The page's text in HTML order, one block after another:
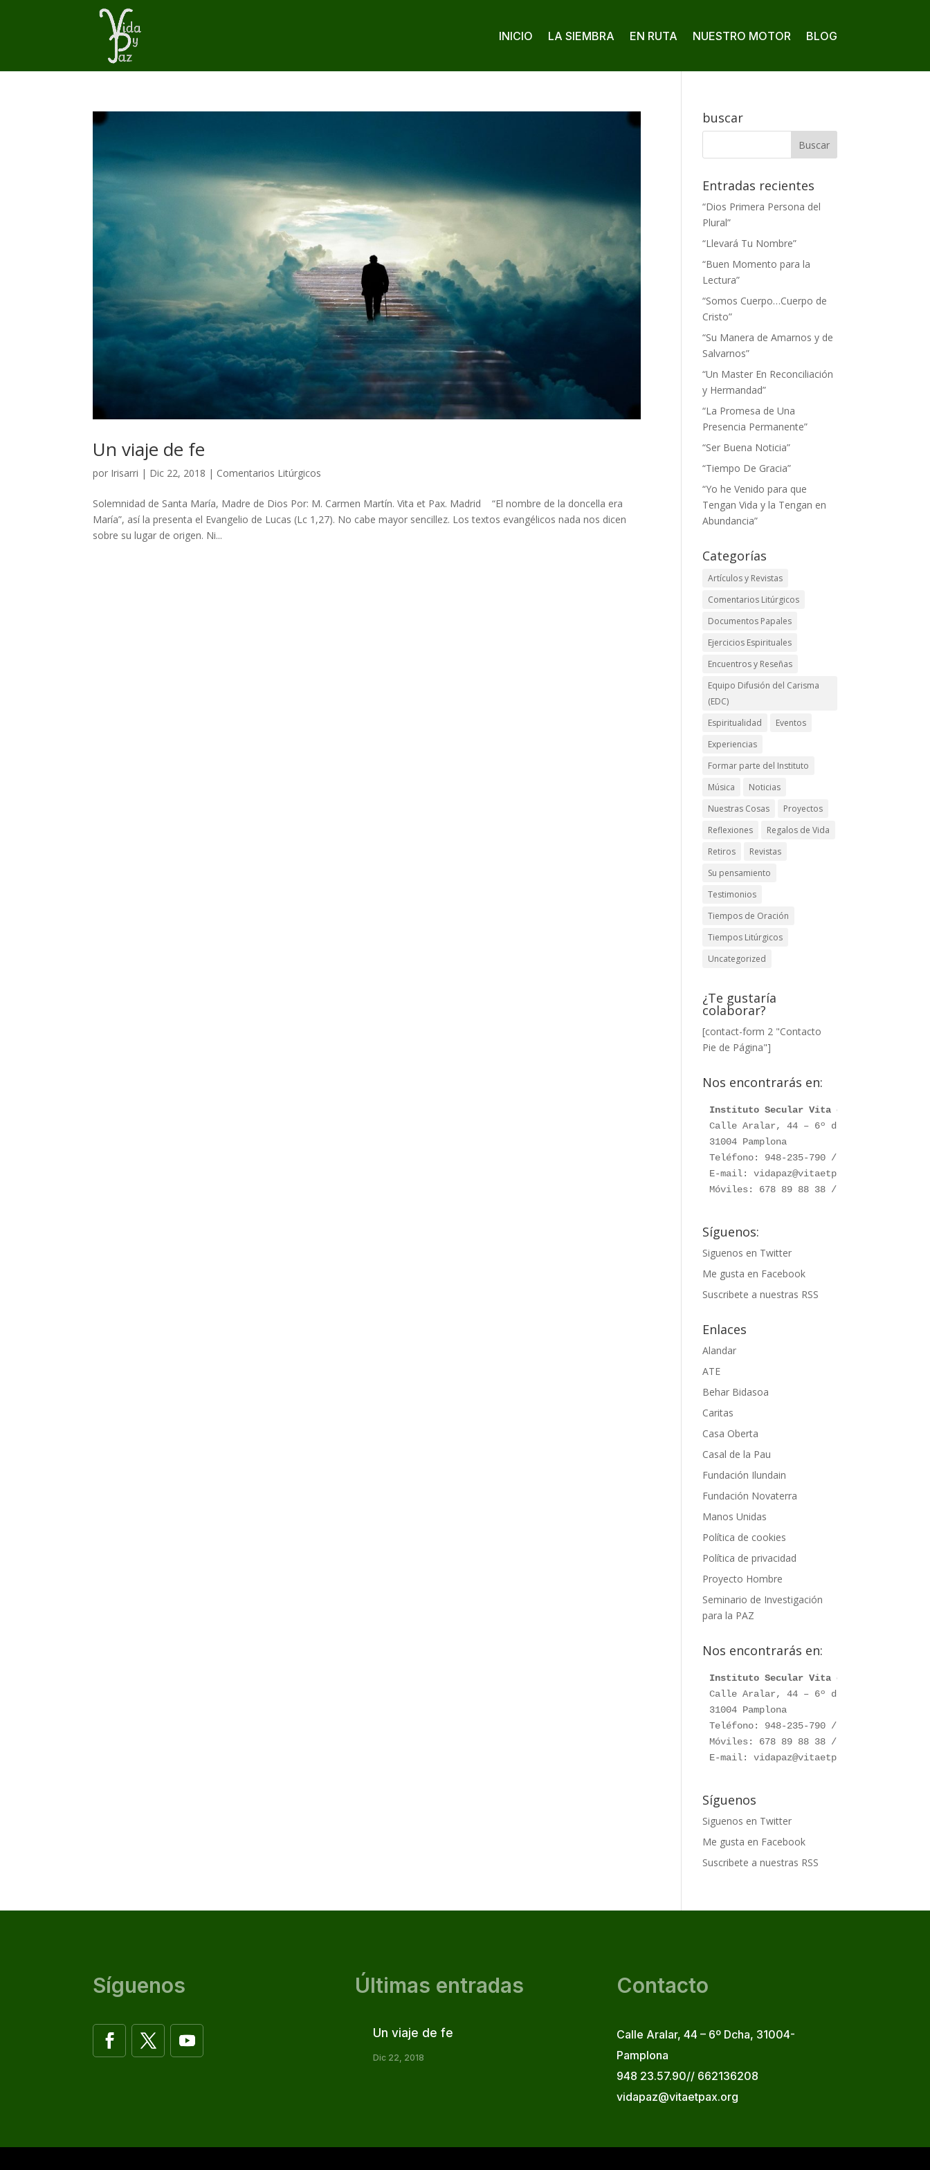
INICIO LA SIEMBRA EN RUTA NUESTRO MOTOR BLOG
Un viaje de fe
por Irisarri | Dic 22, 2018 | Comentarios Litúrgicos
Solemnidad de Santa María, Madre de Dios Por: M. Carmen Martín. Vita et Pax. Madrid “El nombre de la doncella era
María”, así la presenta el Evangelio de Lucas (Lc 1,27). No cabe mayor sencillez. Los textos evangélicos nada nos dicen
sobre su lugar de origen. Ni...
buscar
Entradas recientes
“Dios Primera Persona del
Plural”
“Llevará Tu Nombre”
“Buen Momento para la
Lectura”
“Somos Cuerpo…Cuerpo de
Cristo”
“Su Manera de Amarnos y de
Salvarnos”
“Un Master En Reconciliación
y Hermandad”
“La Promesa de Una
Presencia Permanente”
“Ser Buena Noticia”
“Tiempo De Gracia”
“Yo he Venido para que
Tengan Vida y la Tengan en
Abundancia”
Categorías
Artículos y Revistas
Comentarios Litúrgicos
Documentos Papales
Ejercicios Espirituales
Encuentros y Reseñas
Equipo Difusión del Carisma
(EDC)
Espiritualidad
Eventos
Experiencias
Formar parte del Instituto
Música
Noticias
Nuestras Cosas
Proyectos
Reflexiones
Regalos de Vida
Retiros
Revistas
Su pensamiento
Testimonios
Tiempos de Oración
Tiempos Litúrgicos
Uncategorized
¿Te gustaría
colaborar?
[contact-form 2 "Contacto
Pie de Página"]
Nos encontrarás en:
Instituto Secular Vita et Pax
Calle Aralar, 44 – 6º dcha.
31004 Pamplona
Teléfono: 948-235-790 / 948-230-787
E-mail: vidapaz@vitaetpax.org
Móviles: 678 89 88 38 /  660 76 91 28
Síguenos:
Siguenos en Twitter
Me gusta en Facebook
Suscribete a nuestras RSS
Enlaces
Alandar
ATE
Behar Bidasoa
Caritas
Casa Oberta
Casal de la Pau
Fundación Ilundain
Fundación Novaterra
Manos Unidas
Política de cookies
Política de privacidad
Proyecto Hombre
Seminario de Investigación
para la PAZ
Nos encontrarás en:
Instituto Secular Vita et Pax
Calle Aralar, 44 – 6º dcha.
31004 Pamplona
Teléfono: 948-235-790 / 948-230-787
Móviles: 678 89 88 38 / 660 76 91 28
E-mail: vidapaz@vitaetpax.org
Síguenos
Siguenos en Twitter
Me gusta en Facebook
Suscribete a nuestras RSS
Síguenos Últimas entradas
Un viaje de fe
Dic 22, 2018
Contacto
Calle Aralar, 44 – 6º Dcha, 31004-
Pamplona
948 23.57.90// 662136208
vidapaz@vitaetpax.org